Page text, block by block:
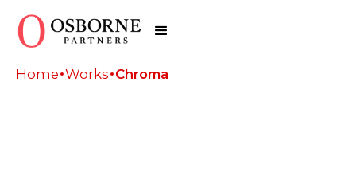
Home Works Chroma